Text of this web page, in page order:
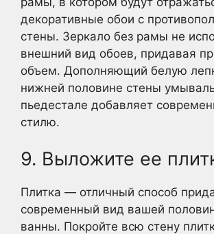
декоративные обои с
стены. Зеркало без рамы не
внешний вид обоев, придавая
объем. Дополняющий белую
нижней половине стены
пьедестале добавляет
стилю.
9. Выложите ее
Плитка — отличный способ
современный вид вашей
ванны. Покройте всю стену